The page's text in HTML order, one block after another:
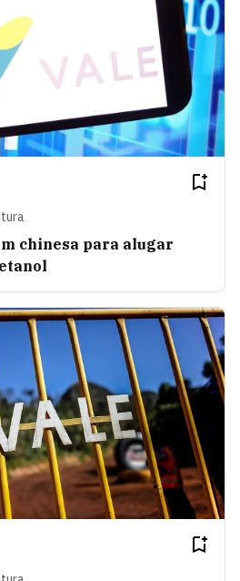
chinesa para alugar